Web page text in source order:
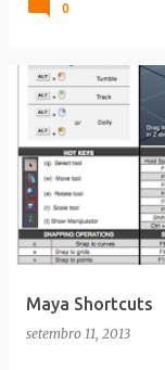
0
Maya Shortcuts
setembro 11, 2013